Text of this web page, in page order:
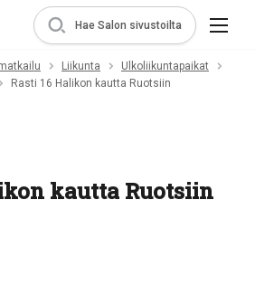
Hae Salon sivustoilta
Liikunta
Ulkoliikuntapaikat
Rasti 16 Halikon kautta Ruotsiin
kautta Ruotsiin